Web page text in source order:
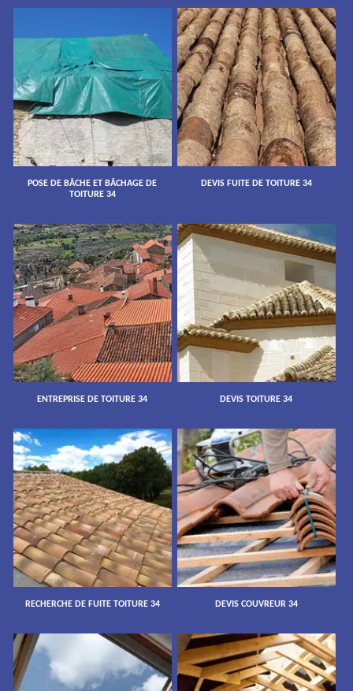
POSE DE BÂCHE ET BÂCHAGE DE
TOITURE 34
DEVIS FUITE DE TOITURE 34
ENTREPRISE DE TOITURE 34 DEVIS TOITURE 34
RECHERCHE DE FUITE TOITURE 34 DEVIS COUVREUR 34